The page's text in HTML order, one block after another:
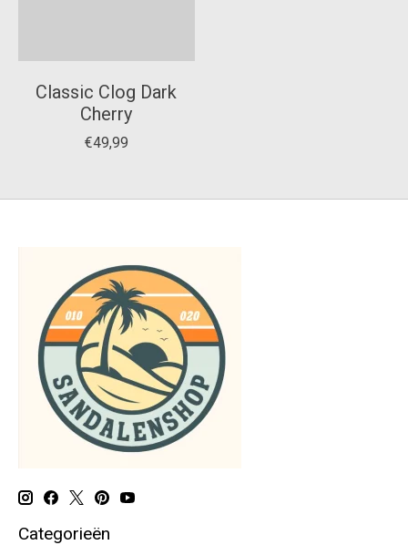
Classic Clog Dark
Cherry
€49,99
Categorieën